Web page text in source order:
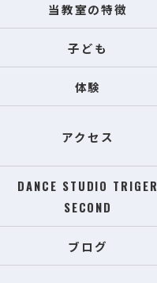
当教室の特徴
子ども
体験
アクセス
DANCE STUDIO TRIGER
SECOND
ブログ